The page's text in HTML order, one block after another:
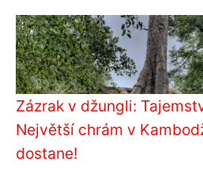
Zázrak v džungli:
Největší chrám v
dostane!